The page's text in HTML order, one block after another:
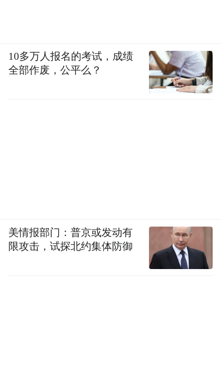
10多万人报名的考试，成绩
全部作废，公平么？
美情报部门：普京或发动有
限攻击，试探北约集体防御